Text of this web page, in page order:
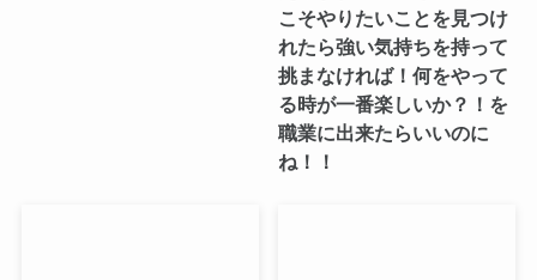
こそやりたいことを見つけ
れたら強い気持ちを持って
挑まなければ！何をやって
る時が一番楽しいか？！を
職業に出来たらいいのに
ね！！